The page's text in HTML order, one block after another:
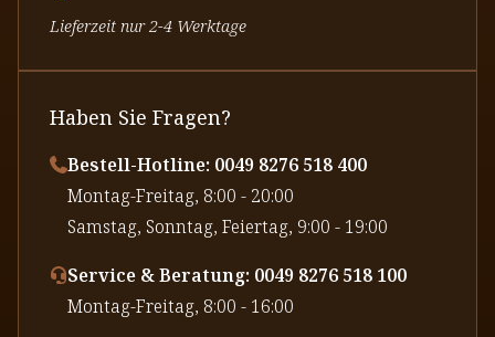
Lieferzeit nur 2-4 Werktage
Haben Sie Fragen?
Bestell-Hotline: 0049 8276 518 400
⁠Montag-Freitag, 8:00 - 20:00
⁠Samstag, Sonntag, Feiertag, 9:00 - 19:00
Service & Beratung: 0049 8276 518 100
⁠Montag-Freitag, 8:00 - 16:00